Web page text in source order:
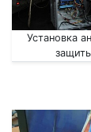
Установка